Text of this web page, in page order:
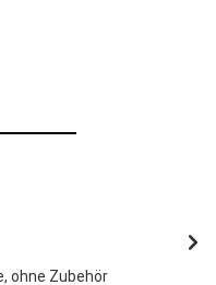
ohne Zubehör